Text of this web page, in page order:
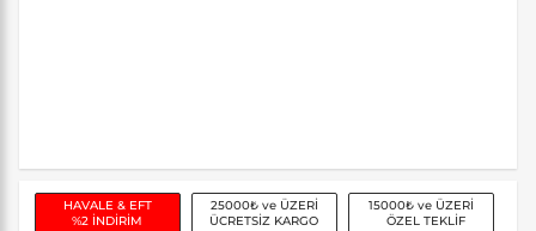
HAVALE & EFT
%2 İNDİRİM
25000₺ ve ÜZERİ
ÜCRETSİZ KARGO
15000₺ ve ÜZERİ
ÖZEL TEKLİF